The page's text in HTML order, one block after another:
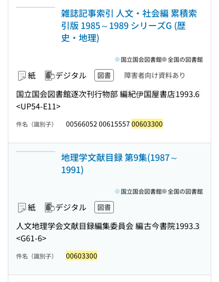
雑誌記事索引 人文・社会編 累積索
引版 1985～1989 シリーズG (歴
史・地理)
紙 デジタル 図書 障害者向け資料あり
国立国会図書館逐次刊行物部 編紀伊国屋書店1993.6
<UP54-E11>
国立国会図書館 全国の図書館
件名（識別子） 00566052 00615557 00603300
地理学文献目録 第9集(1987～
1991)
紙 デジタル 図書
人文地理学会文献目録編集委員会 編古今書院1993.3
<G61-6>
国立国会図書館 全国の図書館
件名（識別子） 00603300